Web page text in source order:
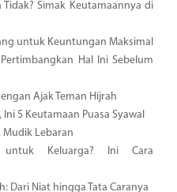
Tidak? Simak Keutamaannya di
untuk Keuntungan Maksimal
Hal Ini Sebelum
Ajak Teman Hijrah
5 Keutamaan Puasa Syawal
Mudik Lebaran
Keluarga? Ini Cara
Dari Niat hingga Tata Caranya